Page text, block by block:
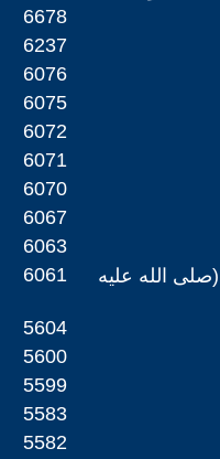
6678
6237
6076
6075
6072
6071
6070
6067
6063
6061
الله عليه
5604
5600
5599
5583
5582